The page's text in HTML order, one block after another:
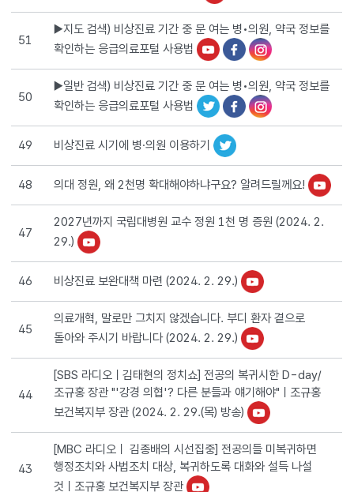
51
▶️지도 검색) 비상진료 기간 중 문 여는 병•의원, 약국 정보를
확인하는 응급의료포털 사용법
50
▶️일반 검색) 비상진료 기간 중 문 여는 병•의원, 약국 정보를
확인하는 응급의료포털 사용법
49 비상진료 시기에 병·의원 이용하기
48 의대 정원, 왜 2천명 확대해야하냐구요? 알려드릴께요!
47
2027년까지 국립대병원 교수 정원 1천 명 증원 (2024. 2.
29.)
46 비상진료 보완대책 마련 (2024. 2. 29.)
45
의료개혁, 말로만 그치지 않겠습니다. 부디 환자 곁으로
돌아와 주시기 바랍니다 (2024. 2. 29.)
44
[SBS 라디오ㅣ김태현의 정치쇼] 전공의 복귀시한 D-day/
조규홍 장관 "'강경 의협'? 다른 분들과 얘기해야"ㅣ조규홍
보건복지부 장관 (2024. 2. 29.(목) 방송)
43
[MBC 라디오ㅣ 김종배의 시선집중] 전공의들 미복귀하면
행정조치와 사법조치 대상, 복귀하도록 대화와 설득 나설
것ㅣ조규홍 보건복지부 장관